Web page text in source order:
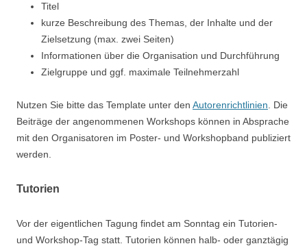
Titel
kurze Beschreibung des Themas, der Inhalte und der
Zielsetzung (max. zwei Seiten)
Informationen über die Organisation und Durchführung
Zielgruppe und ggf. maximale Teilnehmerzahl
Nutzen Sie bitte das Template unter den Autorenrichtlinien . Die
Beiträge der angenommenen Workshops können in Absprache
mit den Organisatoren im Poster- und Workshopband publiziert
werden.
Tutorien
Vor der eigentlichen Tagung findet am Sonntag ein Tutorien-
und Workshop-Tag statt. Tutorien können halb- oder ganztägig